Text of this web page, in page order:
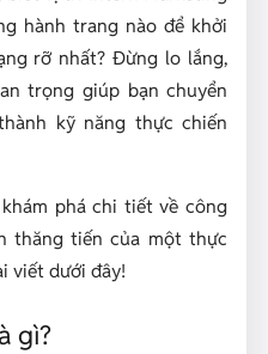
hành trang nào để khởi
rỡ nhất? Đừng lo lắng,
trọng giúp bạn chuyển
kỹ năng thực chiến
khám phá chi tiết về công
thăng tiến của một thực
viết dưới đây!
gì?